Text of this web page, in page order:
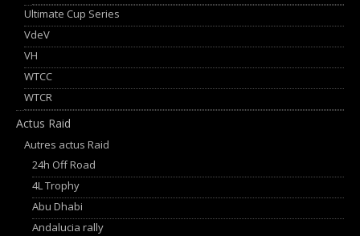
Ultimate Cup Series
VdeV
VH
WTCC
WTCR
Actus Raid
Autres actus Raid
24h Off Road
4L Trophy
Abu Dhabi
Andalucia rally